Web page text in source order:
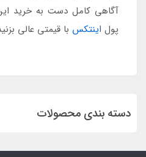
آگاهی کامل دست به خرید
پول اینتکس با قیمتی عالی
دسته بندی محصولات